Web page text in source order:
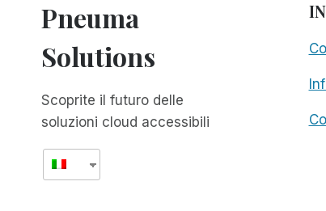
Pneuma
Solutions
Scoprite il futuro delle
soluzioni cloud accessibili